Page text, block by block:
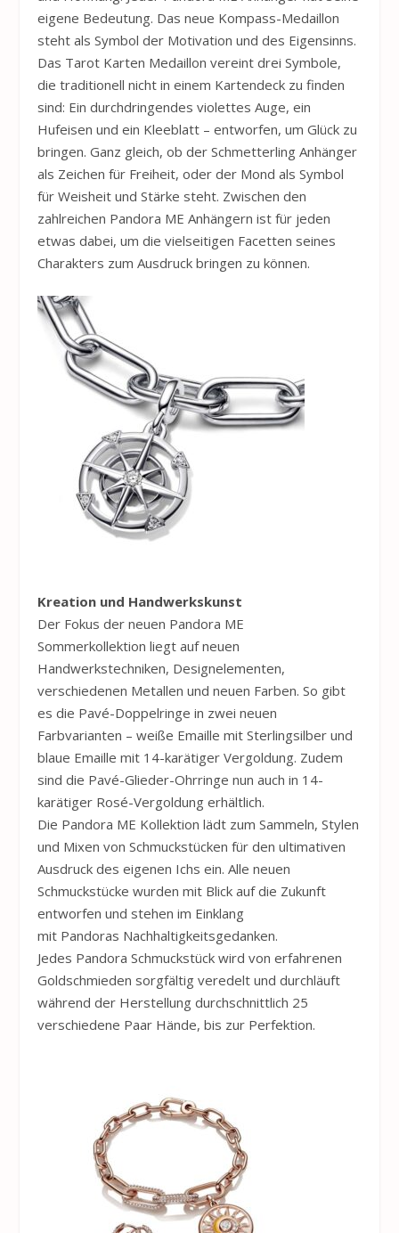
eigene Bedeutung. Das neue Kompass-Medaillon
steht als Symbol der Motivation und des Eigensinns.
Das Tarot Karten Medaillon vereint drei Symbole,
die traditionell nicht in einem Kartendeck zu finden
sind: Ein durchdringendes violettes Auge, ein
Hufeisen und ein Kleeblatt – entworfen, um Glück zu
bringen. Ganz gleich, ob der Schmetterling Anhänger
als Zeichen für Freiheit, oder der Mond als Symbol
für Weisheit und Stärke steht. Zwischen den
zahlreichen Pandora ME Anhängern ist für jeden
etwas dabei, um die vielseitigen Facetten seines
Charakters zum Ausdruck bringen zu können.
Kreation und Handwerkskunst
Der Fokus der neuen Pandora ME
Sommerkollektion liegt auf neuen
Handwerkstechniken, Designelementen,
verschiedenen Metallen und neuen Farben. So gibt
es die Pavé-Doppelringe in zwei neuen
Farbvarianten – weiße Emaille mit Sterlingsilber und
blaue Emaille mit 14-karätiger Vergoldung. Zudem
sind die Pavé-Glieder-Ohrringe nun auch in 14-
karätiger Rosé-Vergoldung erhältlich.
Die Pandora ME Kollektion lädt zum Sammeln, Stylen
und Mixen von Schmuckstücken für den ultimativen
Ausdruck des eigenen Ichs ein. Alle neuen
Schmuckstücke wurden mit Blick auf die Zukunft
entworfen und stehen im Einklang
mit Pandoras Nachhaltigkeitsgedanken.
Jedes Pandora Schmuckstück wird von erfahrenen
Goldschmieden sorgfältig veredelt und durchläuft
während der Herstellung durchschnittlich 25
verschiedene Paar Hände, bis zur Perfektion.